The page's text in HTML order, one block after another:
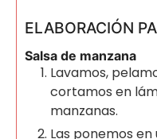
ELABORACIÓN
Salsa de manzana
Lavamos,
cortamos en
manzanas.
Las ponemos